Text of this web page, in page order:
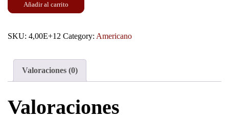
Añadir al carrito
SKU: 4,00E+12 Category: Americano
Valoraciones (0)
Valoraciones